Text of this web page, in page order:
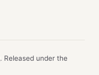
. Released under the